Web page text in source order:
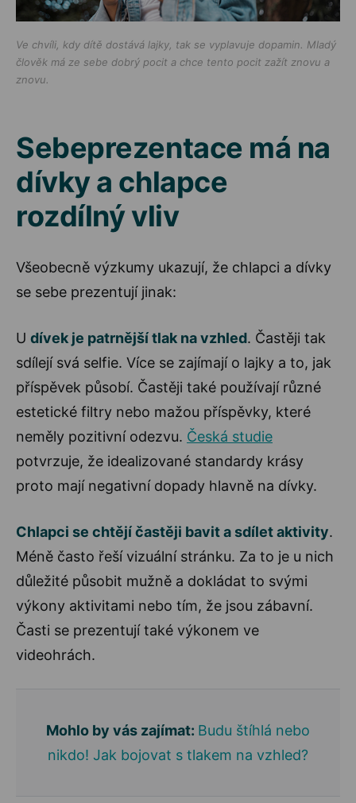
Ve chvíli, kdy dítě dostává lajky, tak se vyplavuje dopamin. Mladý
člověk má ze sebe dobrý pocit a chce tento pocit zažít znovu a
znovu.
Sebeprezentace má na
dívky a chlapce
rozdílný vliv
Všeobecně výzkumy ukazují, že chlapci a dívky
se sebe prezentují jinak:
U dívek je patrnější tlak na vzhled. Častěji tak
sdílejí svá selfie. Více se zajímají o lajky a to, jak
příspěvek působí. Častěji také používají různé
estetické filtry nebo mažou příspěvky, které
neměly pozitivní odezvu. Česká studie
potvrzuje, že idealizované standardy krásy
proto mají negativní dopady hlavně na dívky.
Chlapci se chtějí častěji bavit a sdílet aktivity.
Méně často řeší vizuální stránku. Za to je u nich
důležité působit mužně a dokládat to svými
výkony aktivitami nebo tím, že jsou zábavní.
Časti se prezentují také výkonem ve
videohrách.
Mohlo by vás zajímat: Budu štíhlá nebo
nikdo! Jak bojovat s tlakem na vzhled?